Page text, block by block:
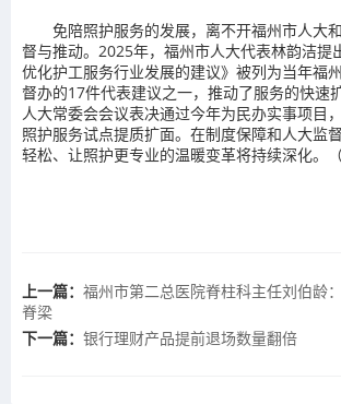
免陪照护服务的发展，离不开福州市人大
督与推动。2025年，福州市人大代表林韵洁提
优化护工服务行业发展的建议》被列为当年福
督办的17件代表建议之一，推动了服务的快速
人大常委会会议表决通过今年为民办实事项目
照护服务试点提质扩面。在制度保障和人大监
轻松、让照护更专业的温暖变革将持续深化。
上一篇： 福州市第二总医院脊柱科主任刘伯龄
脊梁
下一篇： 银行理财产品提前退场数量翻倍